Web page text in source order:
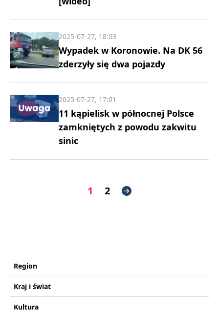
Wypadek w Koronowie. Na DK 56
zderzyły się dwa pojazdy
2025-07-27, 18:03
11 kąpielisk w północnej Polsce
zamkniętych z powodu zakwitu
sinic
2025-07-27, 17:01
1 2
Region
Kraj i świat
Kultura